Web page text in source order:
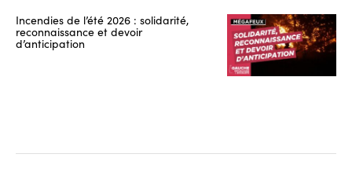
Incendies de l’été 2026 : solidarité,
reconnaissance et devoir
d’anticipation